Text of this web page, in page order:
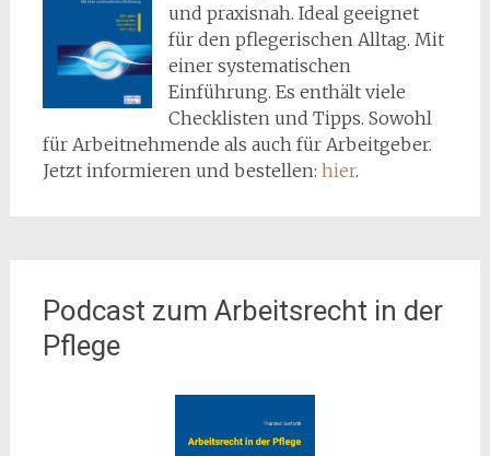
und praxisnah. Ideal geeignet
für den pflegerischen Alltag. Mit
einer systematischen
Einführung. Es enthält viele
Checklisten und Tipps. Sowohl
für Arbeitnehmende als auch für Arbeitgeber.
Jetzt informieren und bestellen: hier.
Podcast zum Arbeitsrecht in der
Pflege